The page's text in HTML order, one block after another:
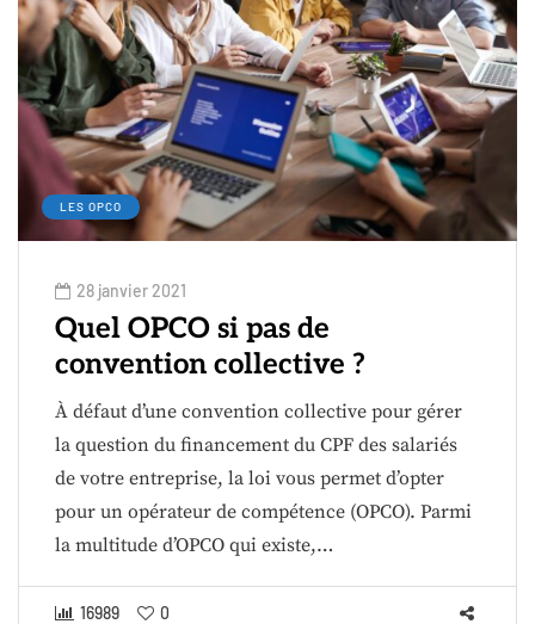
LES OPCO
28 janvier 2021
Quel OPCO si pas de
convention collective ?
À défaut d’une convention collective pour gérer
la question du financement du CPF des salariés
de votre entreprise, la loi vous permet d’opter
pour un opérateur de compétence (OPCO). Parmi
la multitude d’OPCO qui existe,…
16989 0